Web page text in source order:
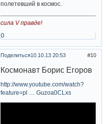
полетевший в космос.
сила V правде!
0
Поделиться 10
10.10.13 20:53
Космонавт Борис Егоров
http://www.youtube.com/watch?
feature=pl … Guzoa0CLxs